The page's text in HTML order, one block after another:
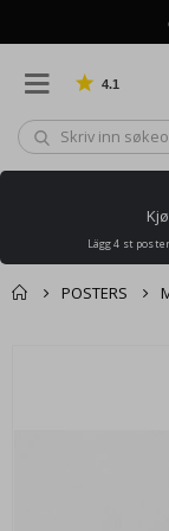
4.1
Lägg 4 st
POSTERS